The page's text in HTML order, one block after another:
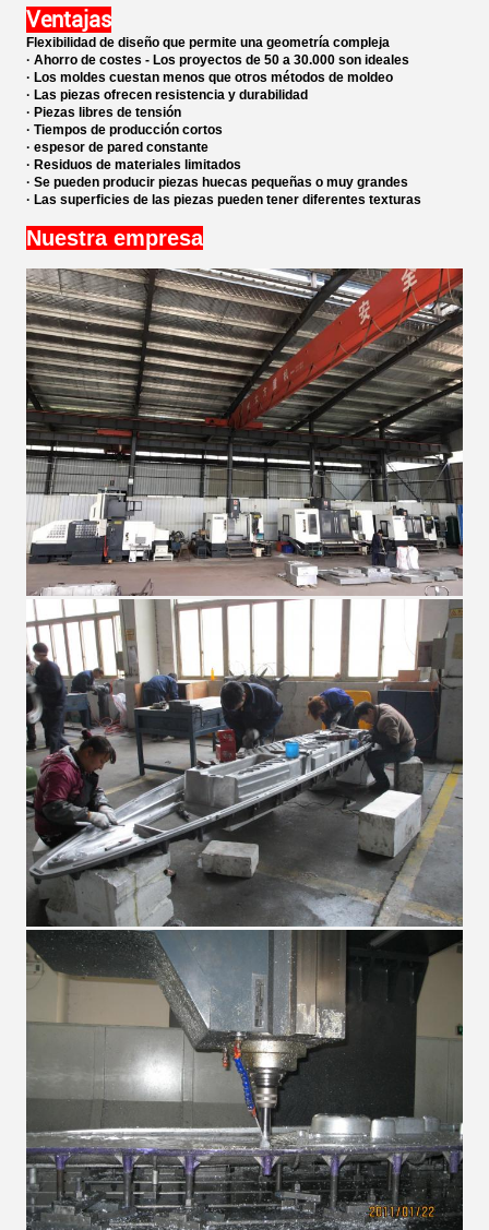
Ventajas
Flexibilidad de diseño que permite una geometría compleja
· Ahorro de costes - Los proyectos de 50 a 30.000 son ideales
· Los moldes cuestan menos que otros métodos de moldeo
· Las piezas ofrecen resistencia y durabilidad
· Piezas libres de tensión
· Tiempos de producción cortos
· espesor de pared constante
· Residuos de materiales limitados
· Se pueden producir piezas huecas pequeñas o muy grandes
· Las superficies de las piezas pueden tener diferentes texturas
Nuestra empresa